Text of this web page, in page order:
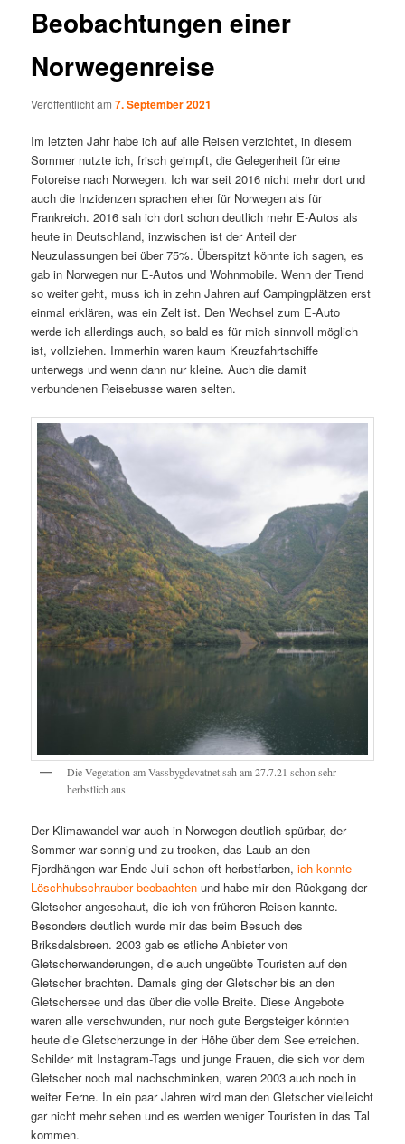
Beobachtungen einer
Norwegenreise
Veröffentlicht am7. September 2021
Im letzten Jahr habe ich auf alle Reisen verzichtet, in diesem
Sommer nutzte ich, frisch geimpft, die Gelegenheit für eine
Fotoreise nach Norwegen. Ich war seit 2016 nicht mehr dort und
auch die Inzidenzen sprachen eher für Norwegen als für
Frankreich. 2016 sah ich dort schon deutlich mehr E-Autos als
heute in Deutschland, inzwischen ist der Anteil der
Neuzulassungen bei über 75%. Überspitzt könnte ich sagen, es
gab in Norwegen nur E-Autos und Wohnmobile. Wenn der Trend
so weiter geht, muss ich in zehn Jahren auf Campingplätzen erst
einmal erklären, was ein Zelt ist. Den Wechsel zum E-Auto
werde ich allerdings auch, so bald es für mich sinnvoll möglich
ist, vollziehen. Immerhin waren kaum Kreuzfahrtschiffe
unterwegs und wenn dann nur kleine. Auch die damit
verbundenen Reisebusse waren selten.
Die Vegetation am Vassbygdevatnet sah am 27.7.21 schon sehr
herbstlich aus.
Der Klimawandel war auch in Norwegen deutlich spürbar, der
Sommer war sonnig und zu trocken, das Laub an den
Fjordhängen war Ende Juli schon oft herbstfarben,ich konnte
Löschhubschrauber beobachten und habe mir den Rückgang der
Gletscher angeschaut, die ich von früheren Reisen kannte.
Besonders deutlich wurde mir das beim Besuch des
Briksdalsbreen. 2003 gab es etliche Anbieter von
Gletscherwanderungen, die auch ungeübte Touristen auf den
Gletscher brachten. Damals ging der Gletscher bis an den
Gletschersee und das über die volle Breite. Diese Angebote
waren alle verschwunden, nur noch gute Bergsteiger könnten
heute die Gletscherzunge in der Höhe über dem See erreichen.
Schilder mit Instagram-Tags und junge Frauen, die sich vor dem
Gletscher noch mal nachschminken, waren 2003 auch noch in
weiter Ferne. In ein paar Jahren wird man den Gletscher vielleicht
gar nicht mehr sehen und es werden weniger Touristen in das Tal
kommen.